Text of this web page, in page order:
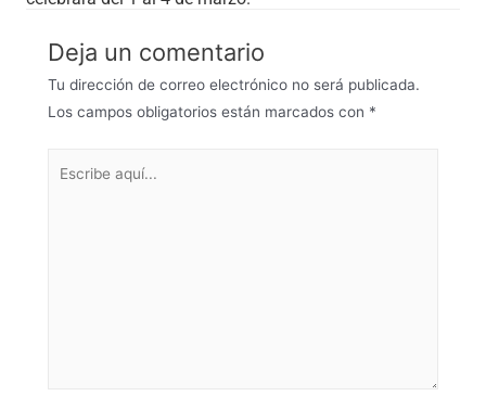
Deja un comentario
Tu dirección de correo electrónico no será publicada.
Los campos obligatorios están marcados con *